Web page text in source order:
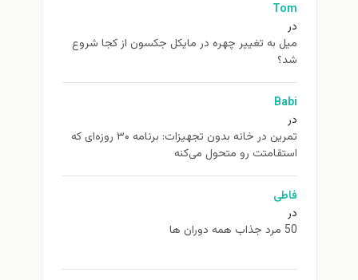
Tom
در
ميل به تغيير چهره در مایکل جکسون از كجا شروع
شد؟
Babi
در
تمرین در خانه بدون تجهیزات: برنامه ۳۰ روزه‌ای که
استقامتت رو متحول می‌کنه
فاطی
در
50 مرد جذاب همه دوران ها